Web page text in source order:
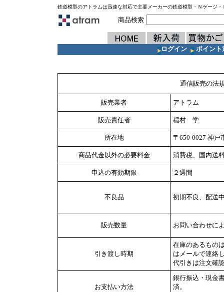
鉄道模型のアトラムは迅速な対応で主要メーカーの鉄道模型・Ｎゲージ
商品検索
ログイン ポイント
通信販売の法
販売業者 アトラム
販売責任者 稲村 学
所在地 〒650-0027 神戸
商品代金以外の必要料金 消費税、国内送
申込の有効期限 ２週間
不良品 初期不良、配送
販売数量 お問い合わせに
引き渡し時期
在庫のあるもの
はメールで連絡
代引きは注文確
お支払い方法
銀行振込・現金
済。